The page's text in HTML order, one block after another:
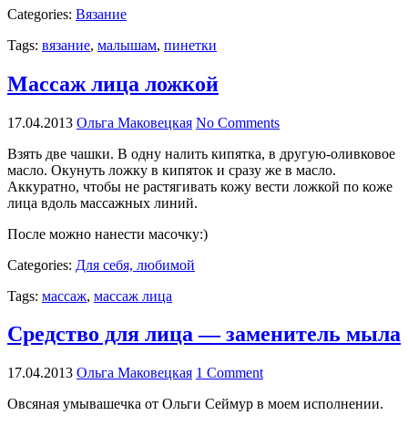
Categories: Вязание
Tags: вязание, малышам, пинетки
Массаж лица ложкой
17.04.2013 Ольга Маковецкая No Comments
Взять две чашки. В одну налить кипятка, в другую-оливковое
масло. Окунуть ложку в кипяток и сразу же в масло.
Аккуратно, чтобы не растягивать кожу вести ложкой по коже
лица вдоль массажных линий.
После можно нанести масочку:)
Categories: Для себя, любимой
Tags: массаж, массаж лица
Средство для лица — заменитель мыла
17.04.2013 Ольга Маковецкая 1 Comment
Овсяная умывашечка от Ольги Сеймур в моем исполнении.